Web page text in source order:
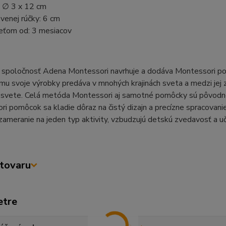
∅ 3 x 12 cm
rúčky: 6 cm
od: 3 mesiacov
Adena Montessori navrhuje a dodáva Montessori
svoje výrobky predáva v mnohých krajinách sveta a medzi
Celá metóda Montessori aj samotné pomôcky sú
pomôcok sa kladie dôraz na čistý dizajn a precízne
na jeden typ aktivity, vzbudzujú detskú zvedavosť a